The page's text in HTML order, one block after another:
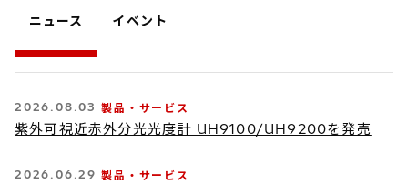
ニュース イベント
2026.08.03 製品・サービス
紫外可視近赤外分光光度計 UH9100/UH9200を発売
2026.06.29 製品・サービス